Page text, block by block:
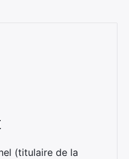
(titulaire de la